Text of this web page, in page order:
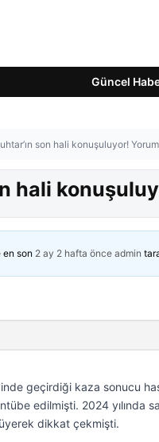
Güncel
son hali konuşuluyor!
hali
en son 2 ay 2 hafta önce admin
geçirdiği kaza sonucu
edilmişti. 2024 yılında
dikkat çekmişti.